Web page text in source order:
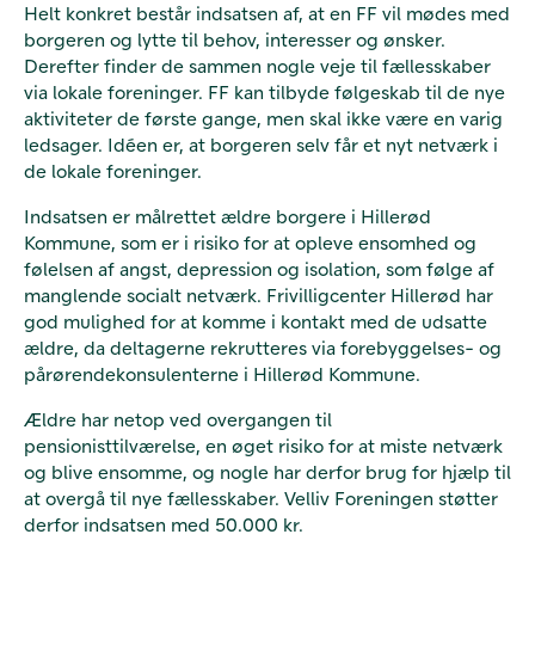
Helt konkret består indsatsen af, at en FF vil mødes med
borgeren og lytte til behov, interesser og ønsker.
Derefter finder de sammen nogle veje til fællesskaber
via lokale foreninger. FF kan tilbyde følgeskab til de nye
aktiviteter de første gange, men skal ikke være en varig
ledsager. Idéen er, at borgeren selv får et nyt netværk i
de lokale foreninger.
Indsatsen er målrettet ældre borgere i Hillerød
Kommune, som er i risiko for at opleve ensomhed og
følelsen af angst, depression og isolation, som følge af
manglende socialt netværk. Frivilligcenter Hillerød har
god mulighed for at komme i kontakt med de udsatte
ældre, da deltagerne rekrutteres via forebyggelses- og
pårørendekonsulenterne i Hillerød Kommune.
Ældre har netop ved overgangen til
pensionisttilværelse, en øget risiko for at miste netværk
og blive ensomme, og nogle har derfor brug for hjælp til
at overgå til nye fællesskaber. Velliv Foreningen støtter
derfor indsatsen med 50.000 kr.